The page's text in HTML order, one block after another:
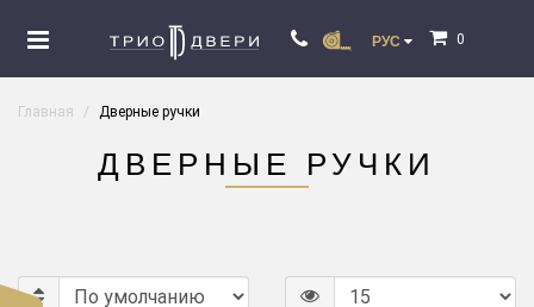
РУС 0
Главная Дверные ручки
ДВЕРНЫЕ РУЧКИ